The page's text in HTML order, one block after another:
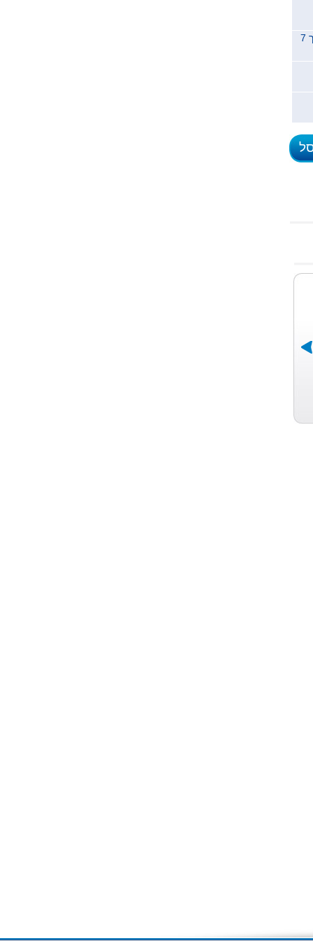
משלוח לכל הארץ תוך 7